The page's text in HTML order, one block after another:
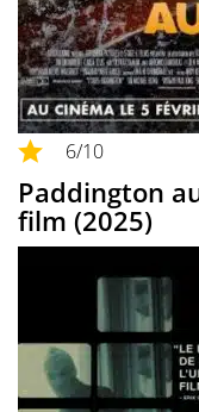
6/10
Paddington
film (2025)